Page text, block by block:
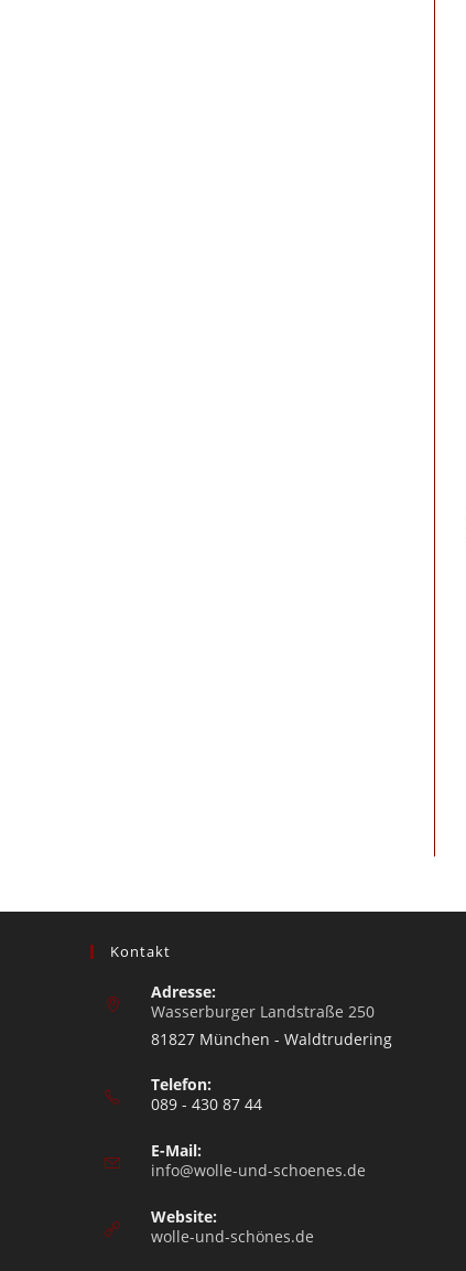
Kontakt
Adresse:
Wasserburger Landstraße 250
81827 München - Waldtrudering
Telefon:
089 - 430 87 44
E-Mail:
info@wolle-und-schoenes.de
Website:
wolle-und-schönes.de